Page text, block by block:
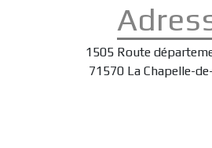
1505 Route
71570 La Chapelle-